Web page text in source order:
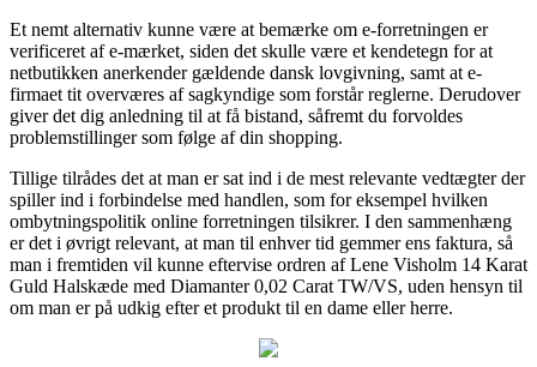
Et nemt alternativ kunne være at bemærke om e-forretningen er
verificeret af e-mærket, siden det skulle være et kendetegn for at
netbutikken anerkender gældende dansk lovgivning, samt at e-
firmaet tit overværes af sagkyndige som forstår reglerne. Derudover
giver det dig anledning til at få bistand, såfremt du forvoldes
problemstillinger som følge af din shopping.
Tillige tilrådes det at man er sat ind i de mest relevante vedtægter der
spiller ind i forbindelse med handlen, som for eksempel hvilken
ombytningspolitik online forretningen tilsikrer. I den sammenhæng
er det i øvrigt relevant, at man til enhver tid gemmer ens faktura, så
man i fremtiden vil kunne eftervise ordren af Lene Visholm 14 Karat
Guld Halskæde med Diamanter 0,02 Carat TW/VS, uden hensyn til
om man er på udkig efter et produkt til en dame eller herre.